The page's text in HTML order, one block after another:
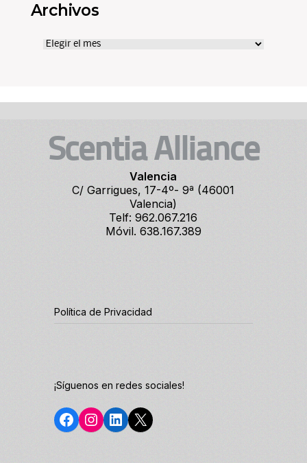
Archivos
Scentia Alliance
Valencia
C/ Garrigues, 17-4º- 9ª (46001
Valencia)
Telf: 962.067.216
Móvil. 638.167.389
Política de Privacidad
¡Síguenos en redes sociales!
Facebook
Instagram
LinkedIn
X